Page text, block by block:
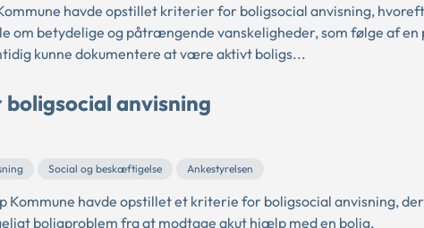
havde opstillet kriterier for boligsocial anvisning,
om betydelige og påtrængende vanskeligheder, som følge af en
kunne dokumentere at være aktivt boligs...
anvisning
Social og beskæftigelse Ankestyrelsen
havde opstillet et kriterie for boligsocial anvisning,
boligproblem fra at modtage akut hjælp med en bolig.